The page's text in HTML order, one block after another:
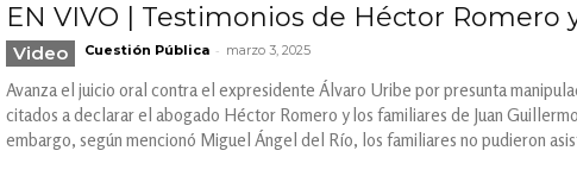
EN VIVO | Testimonios de Héctor Romero
Video Cuestión Pública - marzo 3, 2025
Avanza el juicio oral contra el expresidente Álvaro Uribe por presunta
citados a declarar el abogado Héctor Romero y los familiares de Juan
embargo, según mencionó Miguel Ángel del Río, los familiares no pudieron